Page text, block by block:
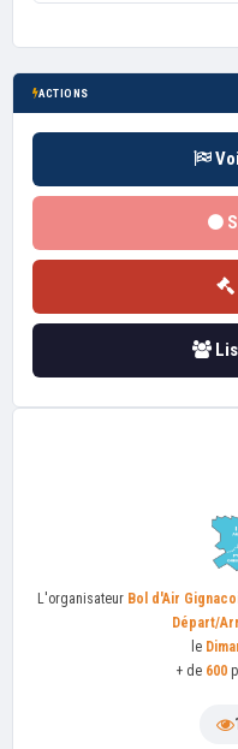
ACTIONS
L'organisateur Bol d'Air
Départ/
le
+ de 600